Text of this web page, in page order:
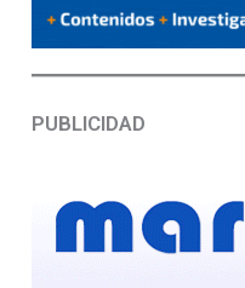
PUBLICIDAD